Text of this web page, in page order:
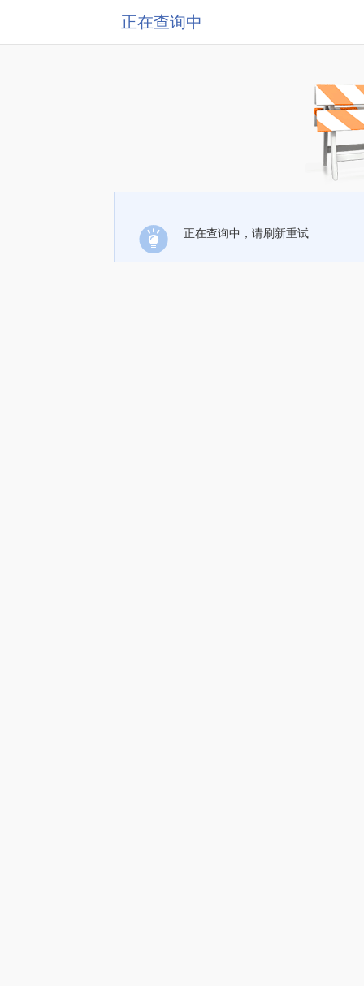
正在查询中
正在查询中，请刷新重试